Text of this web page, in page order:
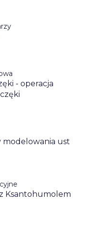
- operacja
modelowania ust
Ksantohumolem